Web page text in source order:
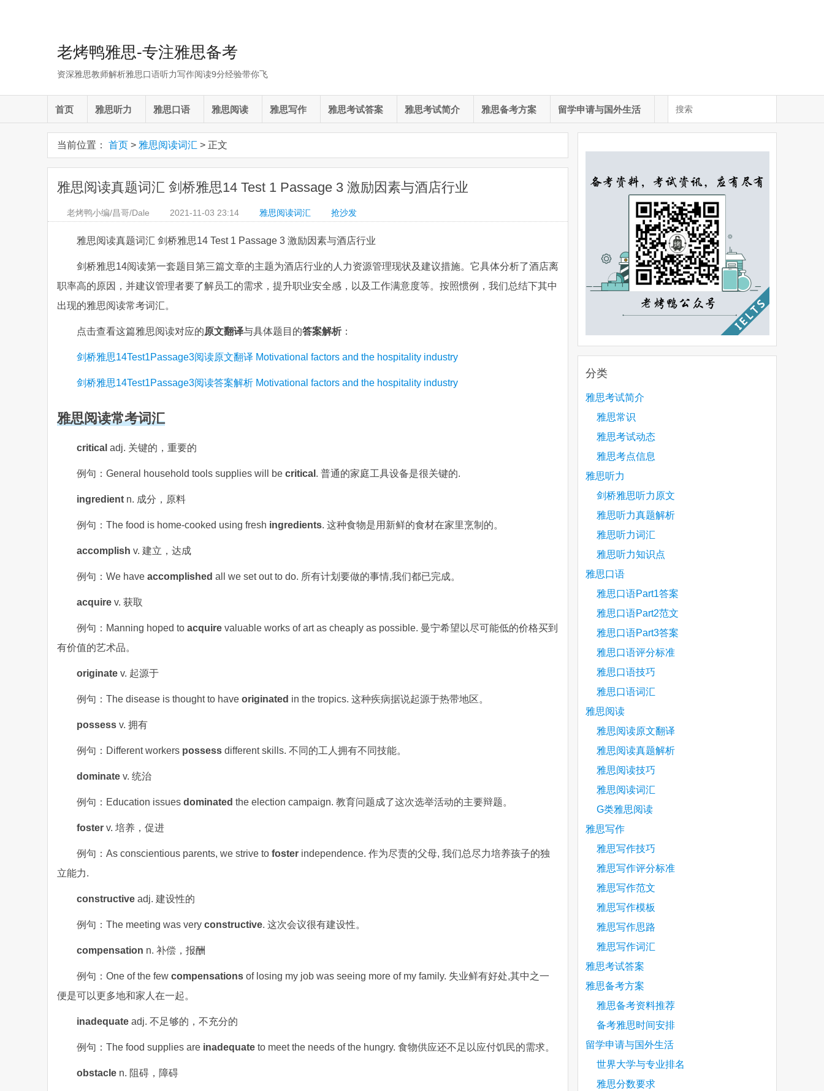
老烤鸭雅思-专注雅思备考
资深雅思教师解析雅思口语听力写作阅读9分经验带你飞
首页 雅思听力 雅思口语 雅思阅读 雅思写作 雅思考试答案 雅思考试简介 雅思备考方案 留学申请与国外生活
当前位置： 首页 > 雅思阅读词汇 > 正文
雅思阅读真题词汇 剑桥雅思14 Test 1 Passage 3 激励因素与酒店行业
老烤鸭小编/昌哥/Dale 2021-11-03 23:14 雅思阅读词汇 抢沙发
雅思阅读真题词汇 剑桥雅思14 Test 1 Passage 3 激励因素与酒店行业
剑桥雅思14阅读第一套题目第三篇文章的主题为酒店行业的人力资源管理现状及建议措施。它具体分析了酒店离
职率高的原因，并建议管理者要了解员工的需求，提升职业安全感，以及工作满意度等。按照惯例，我们总结下其中
出现的雅思阅读常考词汇。
点击查看这篇雅思阅读对应的原文翻译与具体题目的答案解析：
剑桥雅思14Test1Passage3阅读原文翻译 Motivational factors and the hospitality industry
剑桥雅思14Test1Passage3阅读答案解析 Motivational factors and the hospitality industry
雅思阅读常考词汇
critical adj. 关键的，重要的
例句：General household tools supplies will be critical . 普通的家庭工具设备是很关键的.
ingredient n. 成分，原料
例句：The food is home-cooked using fresh ingredients. 这种食物是用新鲜的食材在家里烹制的。
accomplish v. 建立，达成
例句：We have accomplished all we set out to do. 所有计划要做的事情,我们都已完成。
acquire v. 获取
例句：Manning hoped to acquire valuable works of art as cheaply as possible. 曼宁希望以尽可能低的价格买到
有价值的艺术品。
originate v. 起源于
例句：The disease is thought to have originated in the tropics. 这种疾病据说起源于热带地区。
possess v. 拥有
例句：Different workers possess different skills. 不同的工人拥有不同技能。
dominate v. 统治
例句：Education issues dominated the election campaign. 教育问题成了这次选举活动的主要辩题。
foster v. 培养，促进
例句：As conscientious parents, we strive to foster independence. 作为尽责的父母, 我们总尽力培养孩子的独
立能力.
constructive adj. 建设性的
例句：The meeting was very constructive. 这次会议很有建设性。
compensation n. 补偿，报酬
例句：One of the few compensations of losing my job was seeing more of my family. 失业鲜有好处,其中之一
便是可以更多地和家人在一起。
inadequate adj. 不足够的，不充分的
例句：The food supplies are inadequate to meet the needs of the hungry. 食物供应还不足以应付饥民的需求。
obstacle n. 阻碍，障碍
分类
雅思考试简介
雅思常识
雅思考试动态
雅思考点信息
雅思听力
剑桥雅思听力原文
雅思听力真题解析
雅思听力词汇
雅思听力知识点
雅思口语
雅思口语Part1答案
雅思口语Part2范文
雅思口语Part3答案
雅思口语评分标准
雅思口语技巧
雅思口语词汇
雅思阅读
雅思阅读原文翻译
雅思阅读真题解析
雅思阅读技巧
雅思阅读词汇
G类雅思阅读
雅思写作
雅思写作技巧
雅思写作评分标准
雅思写作范文
雅思写作模板
雅思写作思路
雅思写作词汇
雅思考试答案
雅思备考方案
雅思备考资料推荐
备考雅思时间安排
留学申请与国外生活
世界大学与专业排名
雅思分数要求